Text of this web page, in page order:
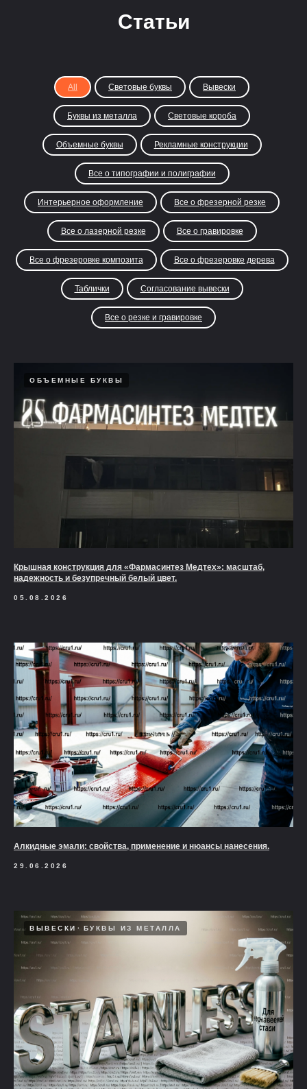
Статьи
All Световые буквы Вывески
Буквы из металла Световые короба
Объемные буквы Рекламные конструкции
Все о типографии и полиграфии
Интерьерное оформление Все о фрезерной резке
Все о лазерной резке Все о гравировке
Все о фрезеровке композита Все о фрезеровке дерева
Таблички Согласование вывески
Все о резке и гравировке
ОБЪЕМНЫЕ БУКВЫ
Крышная конструкция для «Фармасинтез Медтех»: масштаб,
надежность и безупречный белый цвет.
05.08.2026
Алкидные эмали: свойства, применение и нюансы нанесения.
29.06.2026
ВЫВЕСКИ БУКВЫ ИЗ МЕТАЛЛА